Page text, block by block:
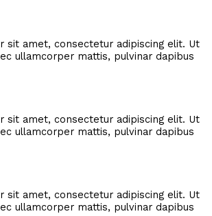
sit amet, consectetur adipiscing elit. Ut
ullamcorper mattis, pulvinar dapibus
sit amet, consectetur adipiscing elit. Ut
ullamcorper mattis, pulvinar dapibus
sit amet, consectetur adipiscing elit. Ut
ullamcorper mattis, pulvinar dapibus